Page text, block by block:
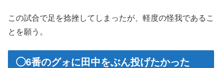
この試合で足を捻挫してしまったが、軽度の怪我であるこ
とを願う。
◯6番のグォに田中をぶん投げたかった